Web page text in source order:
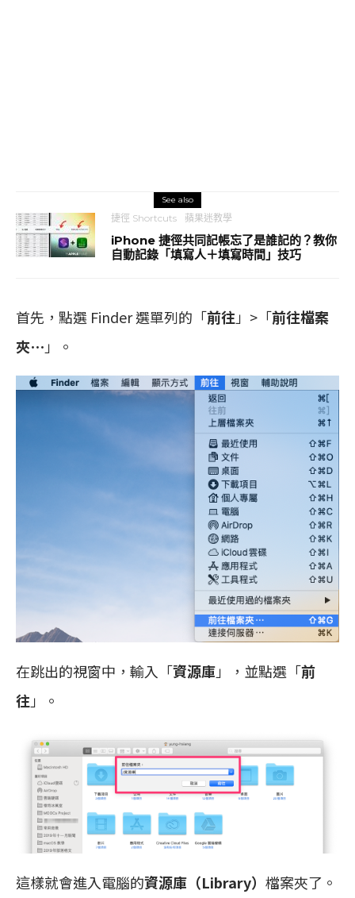
See also
捷徑 Shortcuts 蘋果迷教學
iPhone 捷徑共同記帳忘了是誰記的？教你
自動記錄「填寫人＋填寫時間」技巧
首先，點選 Finder 選單列的「前往」>「前往檔案
夾⋯」。
在跳出的視窗中，輸入「資源庫」，並點選「前
往 」。
這樣就會進入電腦的資源庫（Library） 檔案夾了。